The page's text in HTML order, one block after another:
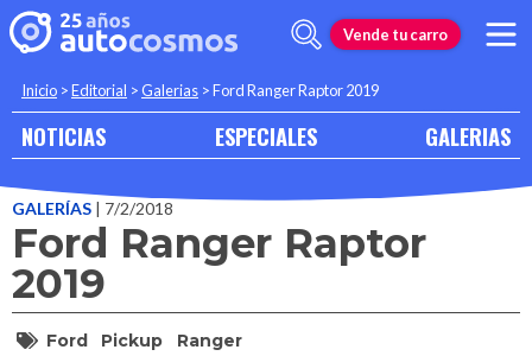
Vende tu carro
Inicio >Editorial >Galerias >Ford Ranger Raptor 2019
NOTICIAS ESPECIALES GALERIAS
GALERÍAS | 7/2/2018
Ford Ranger Raptor
2019
Ford Pickup Ranger